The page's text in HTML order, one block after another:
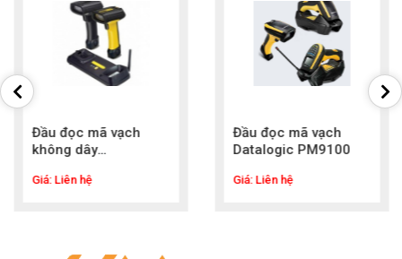
Đầu đọc mã vạch
không dây
PowerScan PBT7100
Giá: Liên hệ
Đầu đọc mã vạch
Datalogic PM9100
Giá: Liên hệ